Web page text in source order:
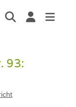
93: